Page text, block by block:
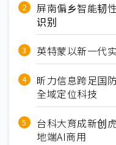
屏南偏乡智能韧
识别
英特蒙以新一代
昕力信息跨足国
全域定位科技
台科大育成新创
地端AI商用